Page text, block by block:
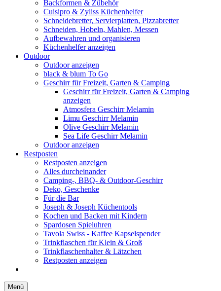
Backformen & Zübehör
Cuisipro & Zyliss Küchenhelfer
Schneidebretter, Servierplatten, Pizzabretter
Schneiden, Hobeln, Mahlen, Messen
Aufbewahren und organisieren
Küchenhelfer anzeigen
Outdoor
Outdoor anzeigen
black & blum To Go
Geschirr für Freizeit, Garten & Camping
Geschirr für Freizeit, Garten & Camping
anzeigen
Atmosfera Geschirr Melamin
Limu Geschirr Melamin
Olive Geschirr Melamin
Sea Life Geschirr Melamin
Outdoor anzeigen
Restposten
Restposten anzeigen
Alles durcheinander
Camping-, BBQ- & Outdoor-Geschirr
Deko, Geschenke
Für die Bar
Joseph & Joseph Küchentools
Kochen und Backen mit Kindern
Spardosen Spieluhren
Tavola Swiss - Kaffee Kapselspender
Trinkflaschen für Klein & Groß
Trinkflaschenhalter & Lätzchen
Restposten anzeigen
Menü